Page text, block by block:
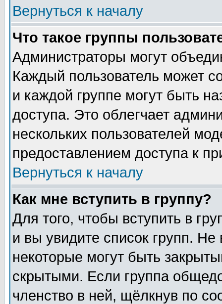
Вернуться к началу
Что такое группы
Администраторы могут
Каждый пользователь может
и каждой группе могут быть
доступа. Это облегчает
нескольких пользователей
предоставлением доступа к
Вернуться к началу
Как мне вступить в группу?
Для того, чтобы вступить в
и вы увидите список групп.
некоторые могут быть
скрытыми. Если группа
членство в ней, щёлкнув по